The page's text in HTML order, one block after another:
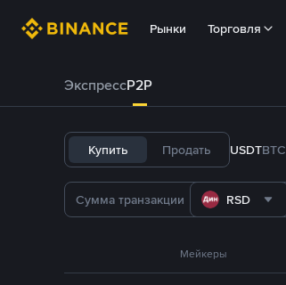
Рынки Торговля
ЭкспрессP2P
Купить Продать USDTBTC
RSD
Мейкеры